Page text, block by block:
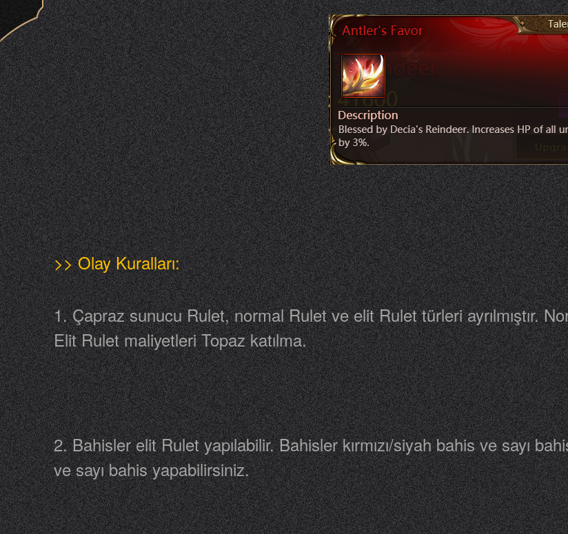
>> Olay Kuralları:
1. Çapraz sunucu Rulet, normal Rulet ve elit Rulet türleri ayrılmıştır.
Elit Rulet maliyetleri Topaz katılma.
2. Bahisler elit Rulet yapılabilir. Bahisler kırmızı/siyah bahis ve sayı
ve sayı bahis yapabilirsiniz.